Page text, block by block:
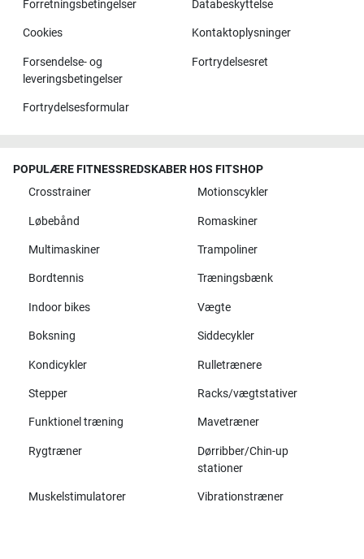
Forretningsbetingelser
Databeskyttelse
Cookies Kontaktoplysninger
Forsendelse- og
leveringsbetingelser
Fortrydelsesret
Fortrydelsesformular
POPULÆRE FITNESSREDSKABER HOS FITSHOP
Crosstrainer
Motionscykler
Løbebånd Romaskiner
Multimaskiner Trampoliner
Bordtennis Træningsbænk
Indoor bikes Vægte
Boksning Siddecykler
Kondicykler Rulletrænere
Stepper Racks/vægtstativer
Funktionel træning Mavetræner
Rygtræner
Dørribber/Chin-up
stationer
Muskelstimulatorer Vibrationstræner